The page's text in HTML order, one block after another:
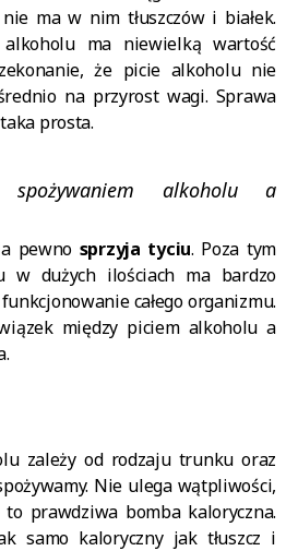
ma w nim tłuszczów i białek.
ma niewielką wartość
że picie alkoholu nie
na przyrost wagi. Sprawa
prosta.
spożywaniem alkoholu a
pewno sprzyja tyciu. Poza tym
w dużych ilościach ma bardzo
całego organizmu.
między piciem alkoholu a
zależy od rodzaju trunku oraz
Nie ulega wątpliwości,
prawdziwa bomba kaloryczna.
samo kaloryczny jak tłuszcz i